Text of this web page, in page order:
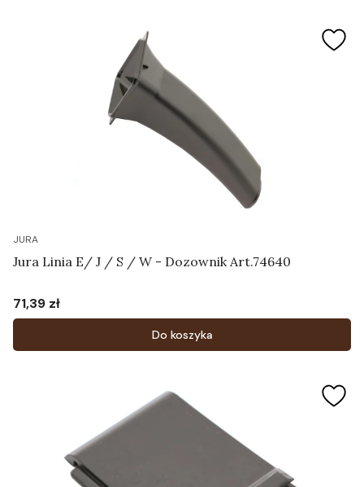
JURA
Jura Linia E/ J / S / W - Dozownik Art.74640
Cena
71,39 zł
Do koszyka